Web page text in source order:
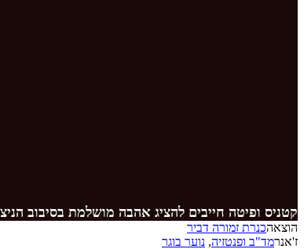
קטניס ופיטה חייבים להציג אהבה מושלמת בסיבוב
הוצאהכנרת זמורה דביר
ז'אנרמד"ב ופנטזיה, נוער בוגר